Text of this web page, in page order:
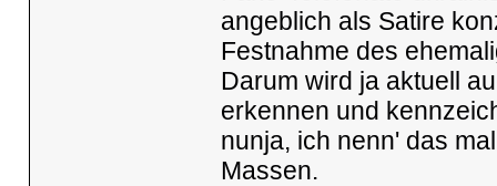
angeblich als Satire
Festnahme des
Darum wird ja aktuell
erkennen und
nunja, ich nenn' das
Massen.